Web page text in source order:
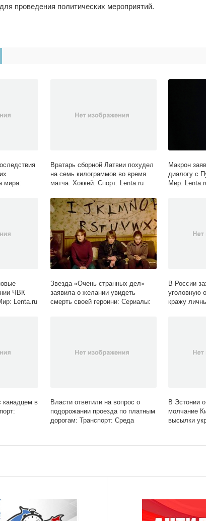
проведения политических мероприятий.
мира:
Вратарь сборной Латвии похудел
на семь килограммов во время
матча: Хоккей: Спорт: Lenta.ru
Макрон
диалогу с
Мир:
ЧВК
Lenta.ru
Звезда «Очень странных дел»
заявила о желании увидеть
смерть своей героини: Сериалы:
В России
уголовную
кражу
канадцем в
Власти ответили на вопрос о
подорожании проезда по платным
дорогам: Транспорт: Среда
В Эстонии
молчание
высылки